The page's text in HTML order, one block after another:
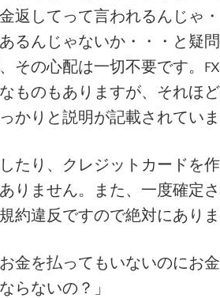
返してって言われるんじゃ・
るんじゃないか・・・と疑
その心配は一切不要です。
ものもありますが、それほ
かりと説明が記載されていま
たり、クレジットカードを
りません。また、一度確定
約違反ですので絶対にありま
お金を払ってもいないのにお
らないの？」